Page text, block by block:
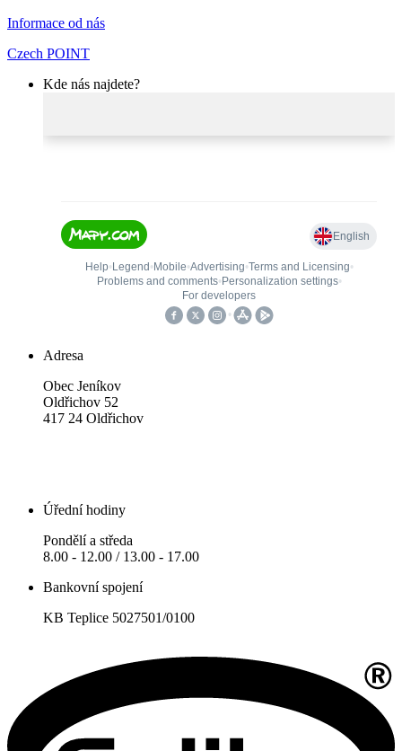
Informace od nás
Czech POINT
Kde nás najdete?
Adresa
Obec Jeníkov
Oldřichov 52
417 24 Oldřichov
Úřední hodiny
Pondělí a středa
8.00 - 12.00 / 13.00 - 17.00
Bankovní spojení
KB Teplice 5027501/0100